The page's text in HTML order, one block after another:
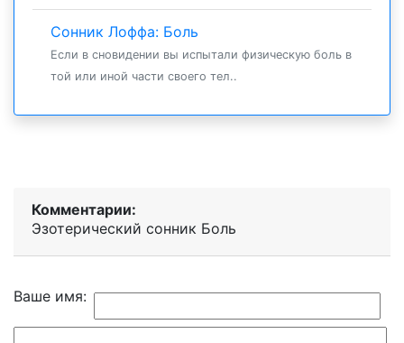
Сонник Лоффа: Боль
Если в сновидении вы испытали физическую боль в
той или иной части своего тел..
Комментарии:
Эзотерический cонник Боль
Ваше имя: